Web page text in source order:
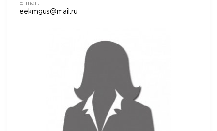
E-mail:
eekmgus@mail.ru